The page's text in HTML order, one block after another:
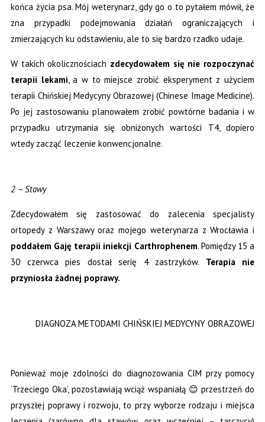
końca życia psa. Mój weterynarz, gdy go o to pytałem mówił, że
zna przypadki podejmowania działań ograniczających i
zmierzających ku odstawieniu, ale to się bardzo rzadko udaje.
W takich okolicznościach zdecydowałem się nie rozpoczynać
terapii lekami , a w to miejsce zrobić eksperyment z użyciem
terapii Chińskiej Medycyny Obrazowej (Chinese Image Medicine).
Po jej zastosowaniu planowałem zrobić powtórne badania i w
przypadku utrzymania się obniżonych wartości T4, dopiero
wtedy zacząć leczenie konwencjonalne.
2 – Stawy
Zdecydowałem się zastosować do zalecenia specjalisty
ortopedy z Warszawy oraz mojego weterynarza z Wrocławia i
poddałem Gaję terapii iniekcji Carthrophenem. Pomiędzy 15 a
30 czerwca pies dostał serię 4 zastrzyków. Terapia nie
przyniosła żadnej poprawy.
DIAGNOZA METODAMI CHIŃSKIEJ MEDYCYNY OBRAZOWEJ
Ponieważ moje zdolności do diagnozowania CIM przy pomocy
‘Trzeciego Oka’, pozostawiają wciąż wspaniałą 😊 przestrzeń do
przyszłej poprawy i rozwoju, to przy wyborze rodzaju i miejsca